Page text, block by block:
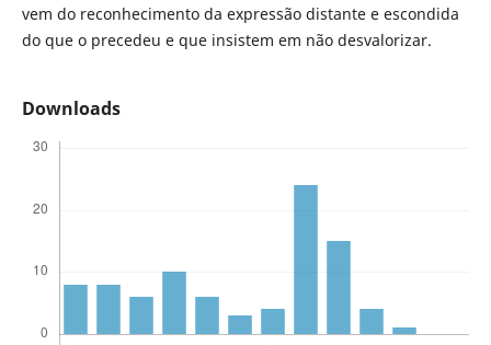
vem do reconhecimento da expressão distante e escondida
do que o precedeu e que insistem em não desvalorizar.
Downloads